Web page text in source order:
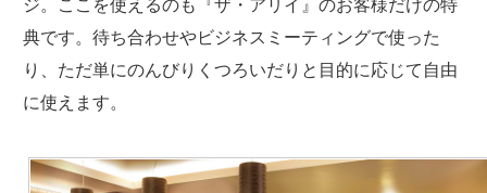
ジ。ここを使えるのも『ザ・アリイ』のお客様だけの特
典です。待ち合わせやビジネスミーティングで使った
り、ただ単にのんびりくつろいだりと目的に応じて自由
に使えます。